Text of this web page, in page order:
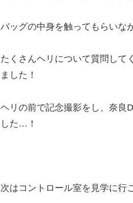
バッグの中身を触ってもらいな
たくさんヘリについて質問して
ました！
ヘリの前で記念撮影をし、奈良
した…！
次はコントロール室を見学に